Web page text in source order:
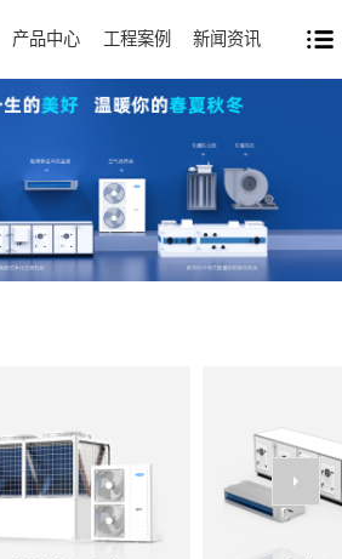
产品中心 工程案例 新闻资讯